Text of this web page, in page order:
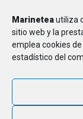
Marineteautiliza
sitio web y la
emplea cookies
estadístico del
Aviso Legal
Política de
Política de
MARINETEA,